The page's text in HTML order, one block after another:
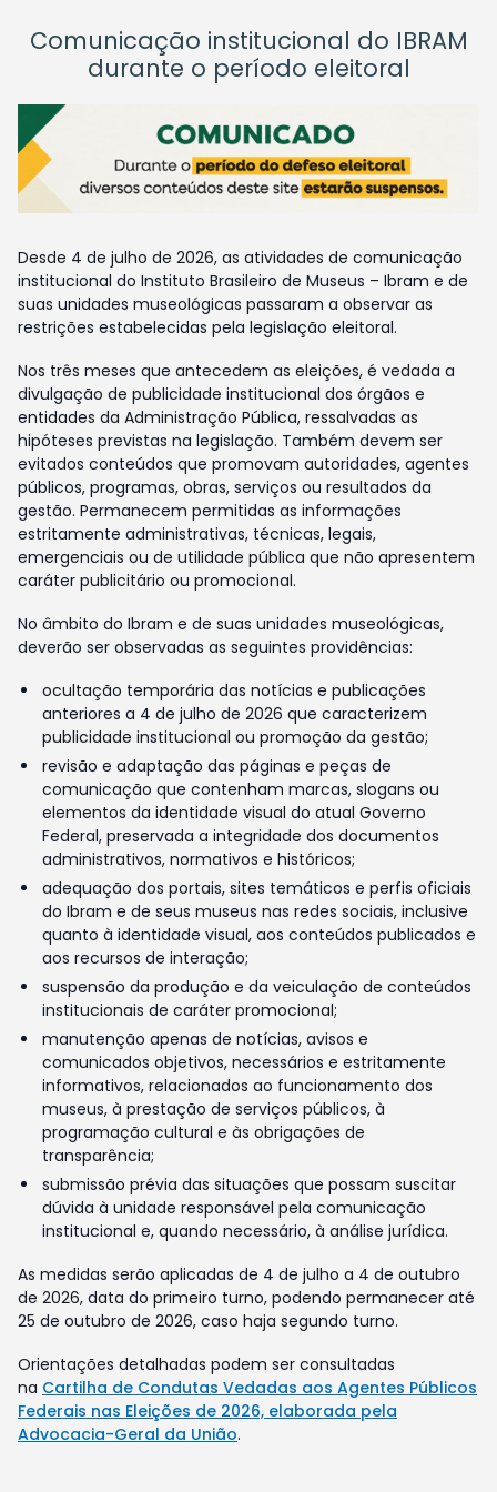
Comunicação institucional do IBRAM
durante o período eleitoral
Desde 4 de julho de 2026, as atividades de comunicação
institucional do Instituto Brasileiro de Museus – Ibram e de
suas unidades museológicas passaram a observar as
restrições estabelecidas pela legislação eleitoral.
Nos três meses que antecedem as eleições, é vedada a
divulgação de publicidade institucional dos órgãos e
entidades da Administração Pública, ressalvadas as
hipóteses previstas na legislação. Também devem ser
evitados conteúdos que promovam autoridades, agentes
públicos, programas, obras, serviços ou resultados da
gestão. Permanecem permitidas as informações
estritamente administrativas, técnicas, legais,
emergenciais ou de utilidade pública que não apresentem
caráter publicitário ou promocional.
No âmbito do Ibram e de suas unidades museológicas,
deverão ser observadas as seguintes providências:
ocultação temporária das notícias e publicações
anteriores a 4 de julho de 2026 que caracterizem
publicidade institucional ou promoção da gestão;
revisão e adaptação das páginas e peças de
comunicação que contenham marcas, slogans ou
elementos da identidade visual do atual Governo
Federal, preservada a integridade dos documentos
administrativos, normativos e históricos;
adequação dos portais, sites temáticos e perfis oficiais
do Ibram e de seus museus nas redes sociais, inclusive
quanto à identidade visual, aos conteúdos publicados e
aos recursos de interação;
suspensão da produção e da veiculação de conteúdos
institucionais de caráter promocional;
manutenção apenas de notícias, avisos e
comunicados objetivos, necessários e estritamente
informativos, relacionados ao funcionamento dos
museus, à prestação de serviços públicos, à
programação cultural e às obrigações de
transparência;
submissão prévia das situações que possam suscitar
dúvida à unidade responsável pela comunicação
institucional e, quando necessário, à análise jurídica.
As medidas serão aplicadas de 4 de julho a 4 de outubro
de 2026, data do primeiro turno, podendo permanecer até
25 de outubro de 2026, caso haja segundo turno.
Orientações detalhadas podem ser consultadas
na Cartilha de Condutas Vedadas aos Agentes Públicos
Federais nas Eleições de 2026, elaborada pela
Advocacia-Geral da União.